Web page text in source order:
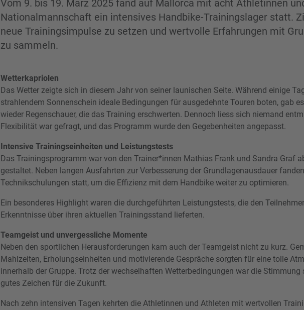
Vom 9. bis 19. März 2025 fand auf Mallorca mit acht Athletinnen
Nationalmannschaft ein intensives Handbike-Trainingslager statt.
neue Trainingsimpulse zu setzen und wertvolle Erfahrungen mit
zu sammeln.
Wetterkapriolen
Das Wetter zeigte sich in diesem Jahr von seiner launischen Seite. Während einige
strahlendem Sonnenschein ideale Bedingungen für ausgedehnte Touren boten, gab
wieder Regenschauer, die das Training erschwerten. Dennoch liess sich niemand
Flexibilität war gefragt, und das Programm wurde den Gegebenheiten angepasst.
Intensive Trainingseinheiten und Leistungstests
Das Trainingsprogramm war von den Trainer*innen Mathias Frank und Sandra Graf
gestaltet. Neben langen Ausfahrten zur Verbesserung der Grundlagenausdauer
Technikschulungen statt, um die Effizienz mit dem Handbike weiter zu optimieren.
Ein besonderes Highlight waren die durchgeführten Leistungstests, die den
Erkenntnisse über ihren aktuellen Trainingsstand lieferten.
Teamgeist und unvergessliche Momente
Neben den sportlichen Herausforderungen kam auch der Teamgeist nicht zu kurz.
Mahlzeiten, Erholungseinheiten und motivierende Gespräche sorgten für eine tolle
innerhalb der Gruppe. Trotz der wechselhaften Wetterbedingungen war die
gutes Zeichen für die Zukunft.
Nach zehn intensiven Tagen kehrten die Athletinnen und Athleten mit wertvollen